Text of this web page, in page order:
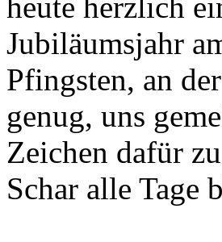
Jubiläumsjahr
Pfingsten, an
genug, uns
Zeichen dafür
Schar alle